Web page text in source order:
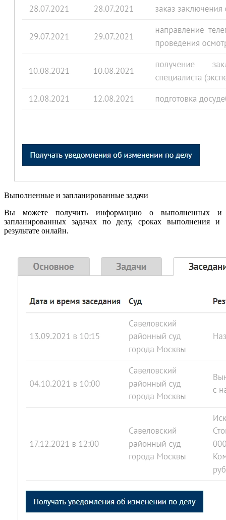
Выполненные и запланированные задачи
Вы можете получить информацию о выполненных и
запланированных задачах по делу, сроках выполнения и
результате онлайн.